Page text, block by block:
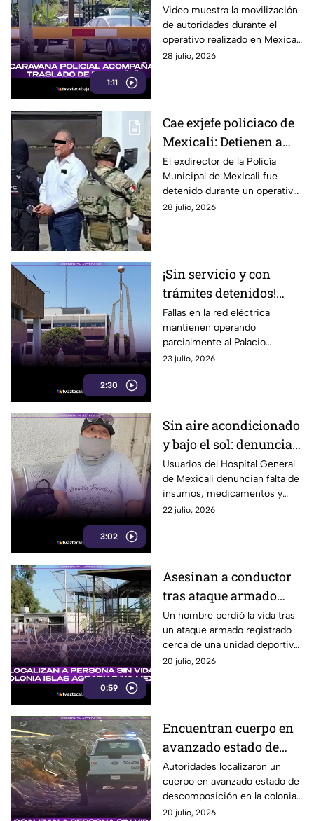
1:11
vecinos: así fue el
operativo para detener
a Pedro Ariel Mendívil
en Mexicali
Video muestra la movilización
de autoridades durante el
operativo realizado en Mexicali
para detener al exdirector
28 julio, 2026
Cae exjefe policiaco de
Mexicali: Detienen a
Pedro Ariel Mendívil
por graves acusaciones
El exdirector de la Policía
Municipal de Mexicali fue
detenido durante un operativo.
Autoridades lo señalan por
28 julio, 2026
2:30
¡Sin servicio y con
trámites detenidos!
Fallas eléctricas
paralizan parcialmente
el Palacio Municipal de
Mexicali
Fallas en la red eléctrica
mantienen operando
parcialmente al Palacio
Municipal de Mexicali,
23 julio, 2026
3:02
Sin aire acondicionado
y bajo el sol: denuncian
condiciones de
Hospital en Mexicali
Usuarios del Hospital General
de Mexicali denuncian falta de
insumos, medicamentos y
problemas con el aire
22 julio, 2026
0:59
Asesinan a conductor
tras ataque armado
cerca de unidad
deportiva en Mexicali
Un hombre perdió la vida tras
un ataque armado registrado
cerca de una unidad deportiva
en Mexicali; autoridades
20 julio, 2026
Encuentran cuerpo en
avanzado estado de
descomposición y con
huellas de violencia en
Mexicali 🚨
Autoridades localizaron un
cuerpo en avanzado estado de
descomposición en la colonia
Condesa de Mexicali; Fiscalía
20 julio, 2026